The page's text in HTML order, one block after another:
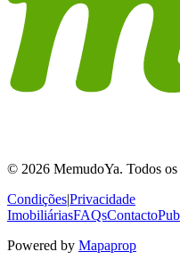
© 2026 MemudoYa. Todos os
Condições|Privacidade
ImobiliáriasFAQsContacto
Powered by Mapaprop